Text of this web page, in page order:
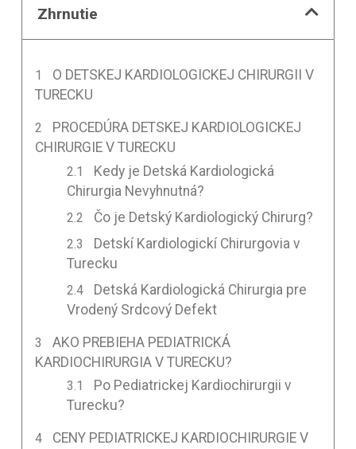
Zhrnutie
O DETSKEJ KARDIOLOGICKEJ CHIRURGII V
TURECKU
PROCEDÚRA DETSKEJ KARDIOLOGICKEJ
CHIRURGIE V TURECKU
Kedy je Detská Kardiologická
Chirurgia Nevyhnutná?
Čo je Detský Kardiologický Chirurg?
Detskí Kardiologickí Chirurgovia v
Turecku
Detská Kardiologická Chirurgia pre
Vrodený Srdcový Defekt
AKO PREBIEHA PEDIATRICKÁ
KARDIOCHIRURGIA V TURECKU?
Po Pediatrickej Kardiochirurgii v
Turecku?
CENY PEDIATRICKEJ KARDIOCHIRURGIE V